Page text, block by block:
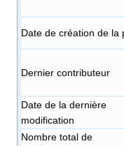
Date de création de la
Dernier contributeur
Date de la dernière
modification
Nombre total de